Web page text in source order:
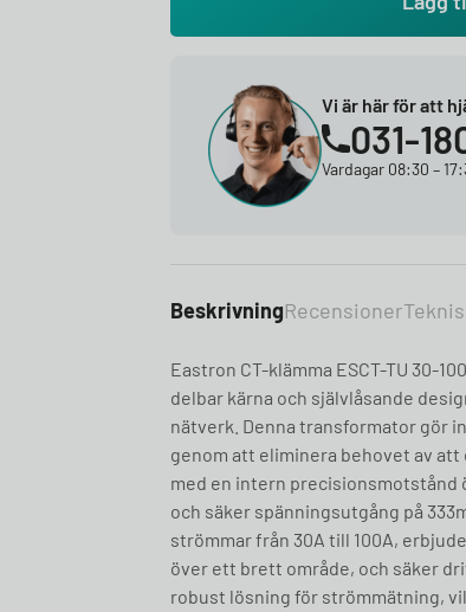
Vi är här för att
031-
Vardagar 08:30 –
BeskrivningRecensioner
Eastron CT-klämma ESCT-TU 30-
delbar kärna och självlåsande
nätverk. Denna transformator gör
genom att eliminera behovet av
med en intern precisionsmotstånd
och säker spänningsutgång på
strömmar från 30A till 100A,
över ett brett område, och säker
robust lösning för strömmätning,